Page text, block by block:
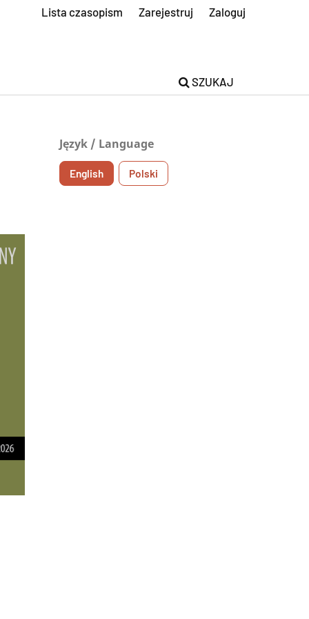
SZUKAJ
Lista czasopism Zarejestruj Zaloguj
Język / Language
English Polski